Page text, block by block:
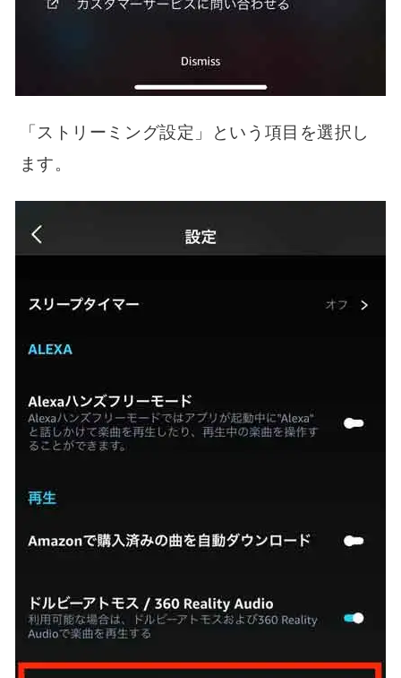
「ストリーミング設定」という項目を選択し
ます。